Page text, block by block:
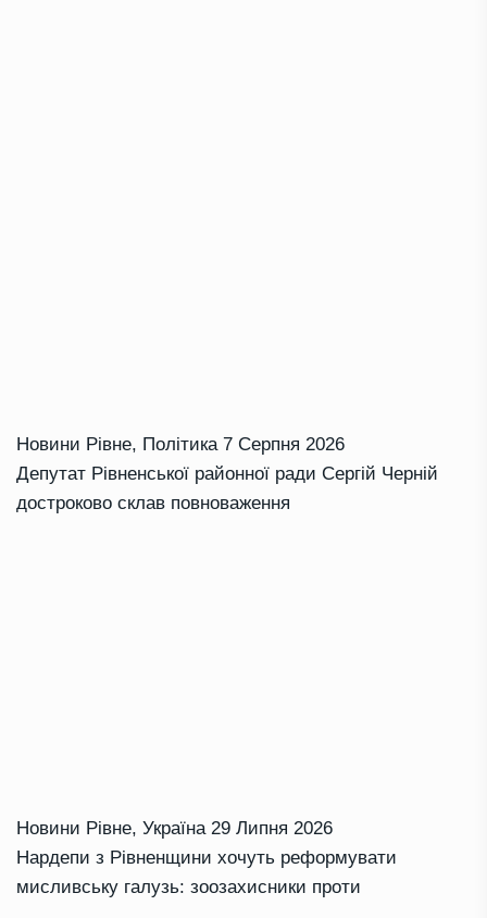
Новини Рівне, Політика 7 Серпня 2026
Депутат Рівненської районної ради Сергій Черній
достроково склав повноваження
Новини Рівне, Україна 29 Липня 2026
Нардепи з Рівненщини хочуть реформувати
мисливську галузь: зоозахисники проти